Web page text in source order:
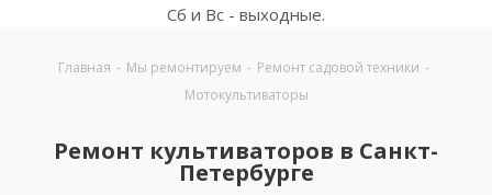
Сб и Вс - выходные.
Главная - Мы ремонтируем - Ремонт садовой техники -
Мотокультиваторы
Ремонт культиваторов в Санкт-
Петербурге